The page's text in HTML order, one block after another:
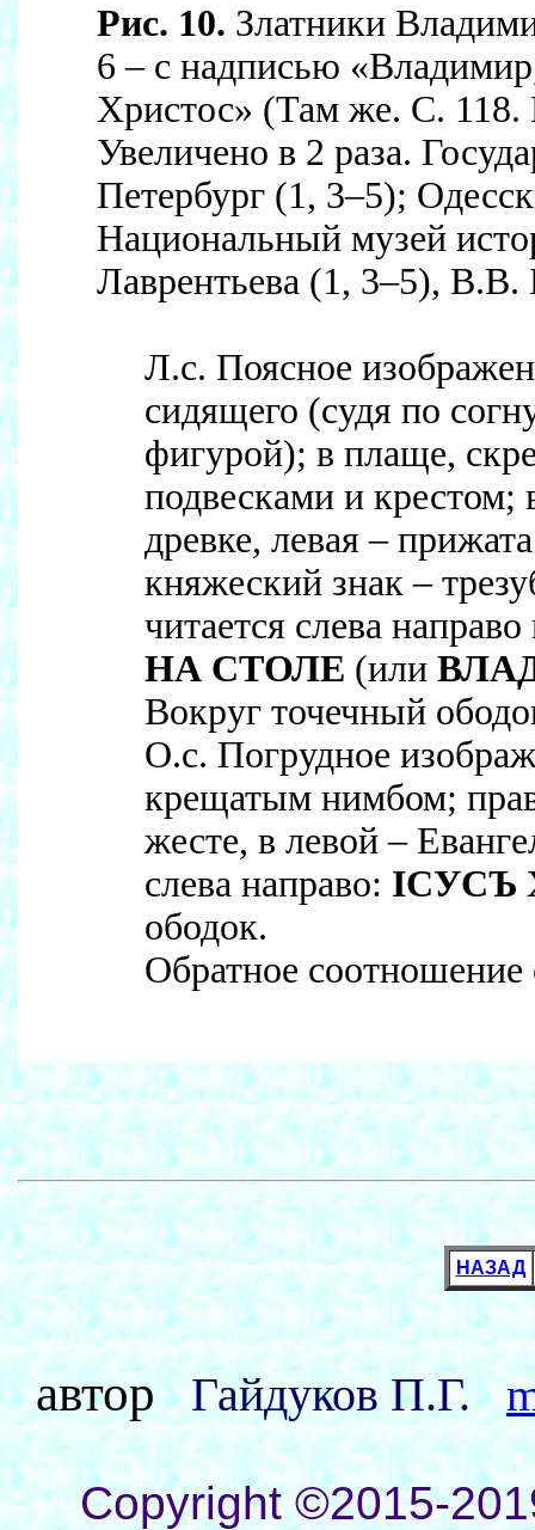
Рис. 10. Златники
6 – с надписью
Христос» (Там же. С.
Увеличено в 2 раза.
Петербург (1, 3–5);
Национальный музей
Лаврентьева (1, 3–5), В.В.
Л.с. Поясное
сидящего (судя по
фигурой); в плаще,
подвесками и крестом;
древке, левая –
княжеский знак –
читается слева
НА СТОЛЕ (или
Вокруг точечный
О.с. Погрудное
крещатым нимбом;
жесте, в левой –
слева направо: IСУСЪ
ободок.
Обратное
НАЗАД
автор Гайдуков П.Г.
Copyright ©2015-